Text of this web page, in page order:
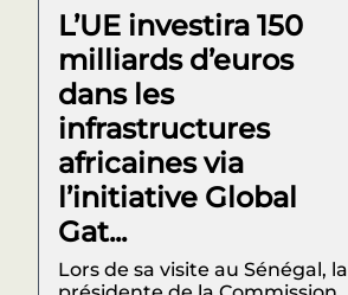
L’UE investira 150
milliards d’euros
dans les
infrastructures
africaines via
l’initiative Global
Gat...
Lors de sa visite au Sénégal, la